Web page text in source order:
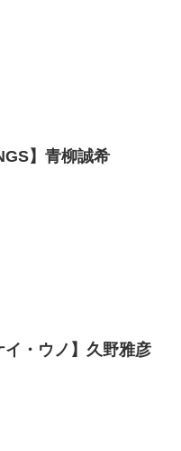
】青柳誠希
イ・ウノ】久野雅彦